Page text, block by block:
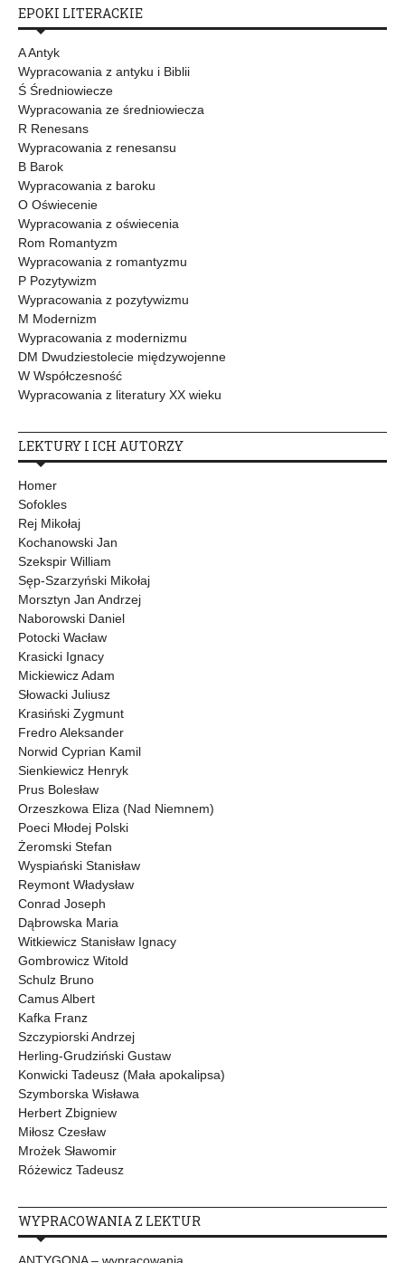
EPOKI LITERACKIE
A Antyk
Wypracowania z antyku i Biblii
Ś Średniowiecze
Wypracowania ze średniowiecza
R Renesans
Wypracowania z renesansu
B Barok
Wypracowania z baroku
O Oświecenie
Wypracowania z oświecenia
Rom Romantyzm
Wypracowania z romantyzmu
P Pozytywizm
Wypracowania z pozytywizmu
M Modernizm
Wypracowania z modernizmu
DM Dwudziestolecie międzywojenne
W Współczesność
Wypracowania z literatury XX wieku
LEKTURY I ICH AUTORZY
Homer
Sofokles
Rej Mikołaj
Kochanowski Jan
Szekspir William
Sęp-Szarzyński Mikołaj
Morsztyn Jan Andrzej
Naborowski Daniel
Potocki Wacław
Krasicki Ignacy
Mickiewicz Adam
Słowacki Juliusz
Krasiński Zygmunt
Fredro Aleksander
Norwid Cyprian Kamil
Sienkiewicz Henryk
Prus Bolesław
Orzeszkowa Eliza (Nad Niemnem)
Poeci Młodej Polski
Żeromski Stefan
Wyspiański Stanisław
Reymont Władysław
Conrad Joseph
Dąbrowska Maria
Witkiewicz Stanisław Ignacy
Gombrowicz Witold
Schulz Bruno
Camus Albert
Kafka Franz
Szczypiorski Andrzej
Herling-Grudziński Gustaw
Konwicki Tadeusz (Mała apokalipsa)
Szymborska Wisława
Herbert Zbigniew
Miłosz Czesław
Mrożek Sławomir
Różewicz Tadeusz
WYPRACOWANIA Z LEKTUR
ANTYGONA – wypracowania